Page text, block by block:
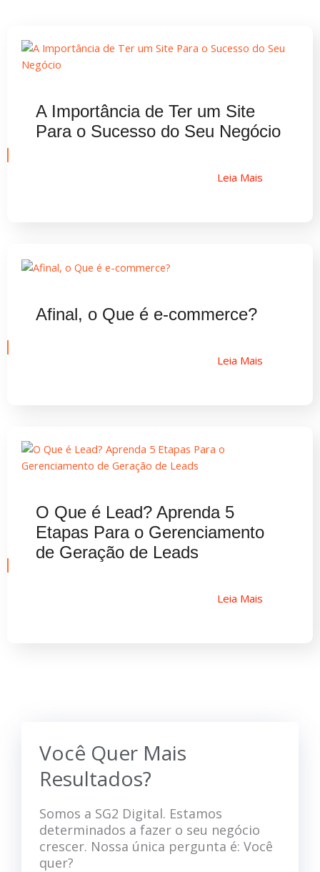
A Importância de Ter um Site
Para o Sucesso do Seu Negócio
Leia Mais
Afinal, o Que é e-commerce?
Leia Mais
O Que é Lead? Aprenda 5
Etapas Para o Gerenciamento
de Geração de Leads
Leia Mais
Você Quer Mais
Resultados?
Somos a SG2 Digital. Estamos
determinados a fazer o seu negócio
crescer. Nossa única pergunta é: Você
quer?